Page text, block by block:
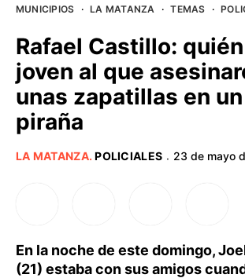
BUENOS AIRES
PROVINCIAS
MUNICIPIOS · LA MATANZA · TEMAS ·
Rafael Castillo:
joven al que
unas zapatillas en
piraña
LA MATANZA.POLICIALES · 23 de mayo
En la noche de este domingo,
(21) estaba con sus amigos